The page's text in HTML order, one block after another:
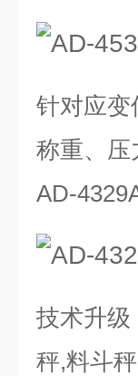
针对应变
称重、压
AD-
技术升
秤,料斗